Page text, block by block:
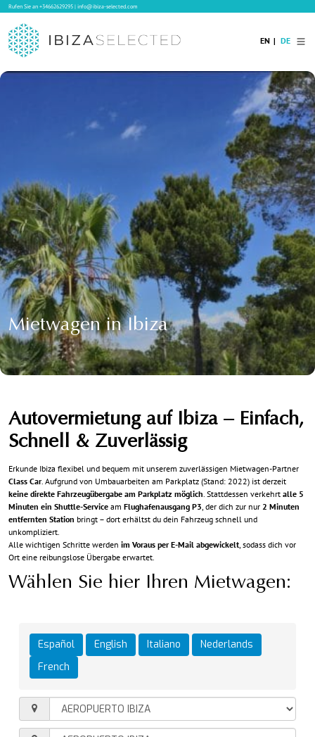
Rufen Sie an+34662629295|info@ibiza-selected.com
Verkauf
Blog
Services
Kontakt
EN DE
Mietwagen in Ibiza
Autovermietung auf Ibiza – Einfach,
Schnell & Zuverlässig
Erkunde Ibiza flexibel und bequem mit unserem zuverlässigen Mietwagen-Partner
Class Car. Aufgrund von Umbauarbeiten am Parkplatz (Stand: 2022) ist derzeit
keine direkte Fahrzeugübergabe am Parkplatz möglich . Stattdessen verkehrt alle 5
Minuten ein Shuttle-Service am Flughafenausgang P3 , der dich zur nur 2 Minuten
entfernten Station bringt – dort erhältst du dein Fahrzeug schnell und
unkompliziert.
Alle wichtigen Schritte werden im Voraus per E-Mail abgewickelt , sodass dich vor
Ort eine reibungslose Übergabe erwartet.
Wählen Sie hier Ihren Mietwagen: